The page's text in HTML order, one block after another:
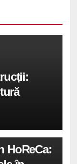
HoReCa: